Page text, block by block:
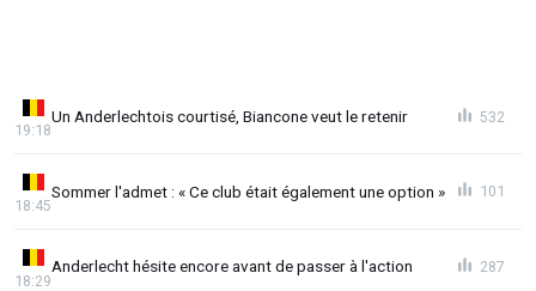
Un Anderlechtois courtisé, Biancone veut le retenir
19:18
532
Sommer l'admet : « Ce club était également une option »
18:45
101
Anderlecht hésite encore avant de passer à l'action
18:29
287